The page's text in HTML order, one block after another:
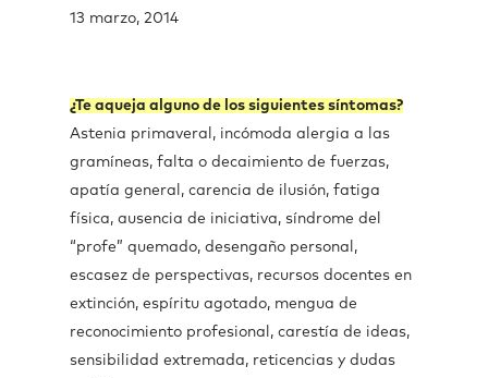
13 marzo, 2014
¿Te aqueja alguno de los siguientes síntomas?
Astenia primaveral, incómoda alergia a las
gramíneas, falta o decaimiento de fuerzas,
apatía general, carencia de ilusión, fatiga
física, ausencia de iniciativa, síndrome del
“profe” quemado, desengaño personal,
escasez de perspectivas, recursos docentes en
extinción, espíritu agotado, mengua de
reconocimiento profesional, carestía de ideas,
sensibilidad extremada, reticencias y dudas